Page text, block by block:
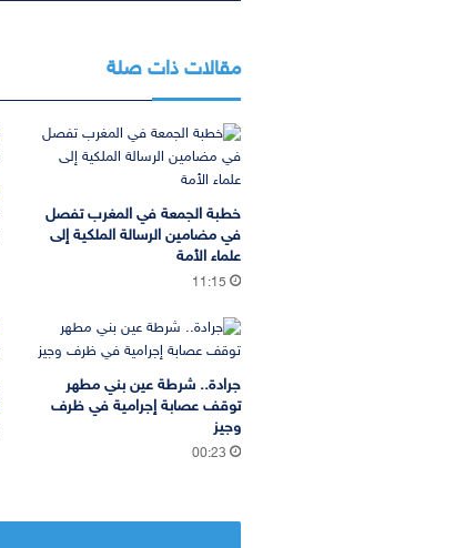
مقالات ذات صلة
خطبة الجمعة في المغرب تفصل
في مضامين الرسالة الملكية إلى
علماء الأمة
11:15
جرادة.. شرطة عين بني مطهر
توقف عصابة إجرامية في ظرف
وجيز
00:23